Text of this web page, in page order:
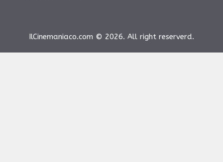
IlCinemaniaco.com © 2026. All right reserverd.